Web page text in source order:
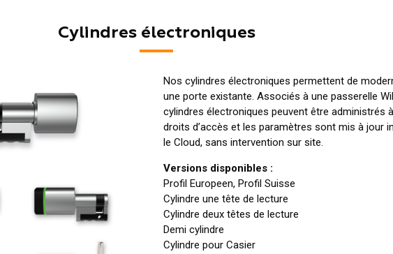
Cylindres électroniques
Nos cylindres électroniques permettent de
une porte existante. Associés à une passerelle
cylindres électroniques peuvent être administrés
droits d’accès et les paramètres sont mis à jour
le Cloud, sans intervention sur site.
Versions disponibles :
Profil Europeen, Profil Suisse
Cylindre une tête de lecture
Cylindre deux têtes de lecture
Demi cylindre
Cylindre pour Casier